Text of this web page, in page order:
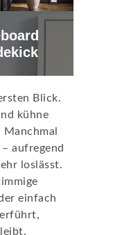
Blick.
kühne
aufregend
loslässt.
einfach